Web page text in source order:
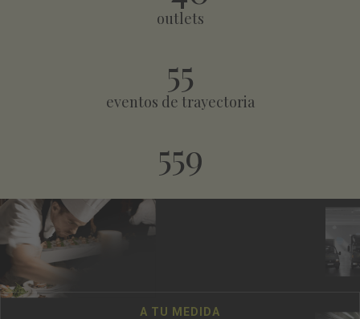
outlets
eventos de trayectoria
55
559
A TU MEDIDA